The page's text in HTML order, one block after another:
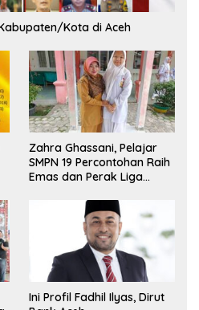
Kota di Aceh
Zahra Ghassani, Pelajar
SMPN 19 Percontohan Raih
Emas dan Perak Liga
Ini Profil Fadhil Ilyas, Dirut